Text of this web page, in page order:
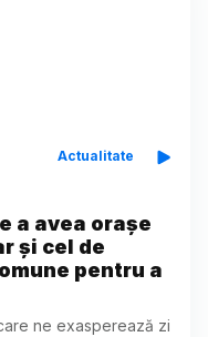
Actualitate
a avea orașe
și cel de
pentru a
ne exasperează zi